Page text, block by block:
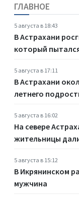
ГЛАВНОЕ
5 августа в 18:43
В Астрахани
который
5 августа в 17:11
В Астрахани
летнего
5 августа в 16:02
На севере
жительницы
5 августа в 15:12
В Икрянинском
мужчина